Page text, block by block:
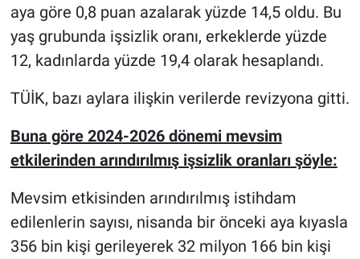
aya göre 0,8 puan azalarak yüzde 14,5 oldu. Bu
yaş grubunda işsizlik oranı, erkeklerde yüzde
12, kadınlarda yüzde 19,4 olarak hesaplandı.
TÜİK, bazı aylara ilişkin verilerde revizyona gitti.
Buna göre 2024-2026 dönemi mevsim
etkilerinden arındırılmış işsizlik oranları şöyle:
Mevsim etkisinden arındırılmış istihdam
edilenlerin sayısı, nisanda bir önceki aya kıyasla
356 bin kişi gerileyerek 32 milyon 166 bin kişi